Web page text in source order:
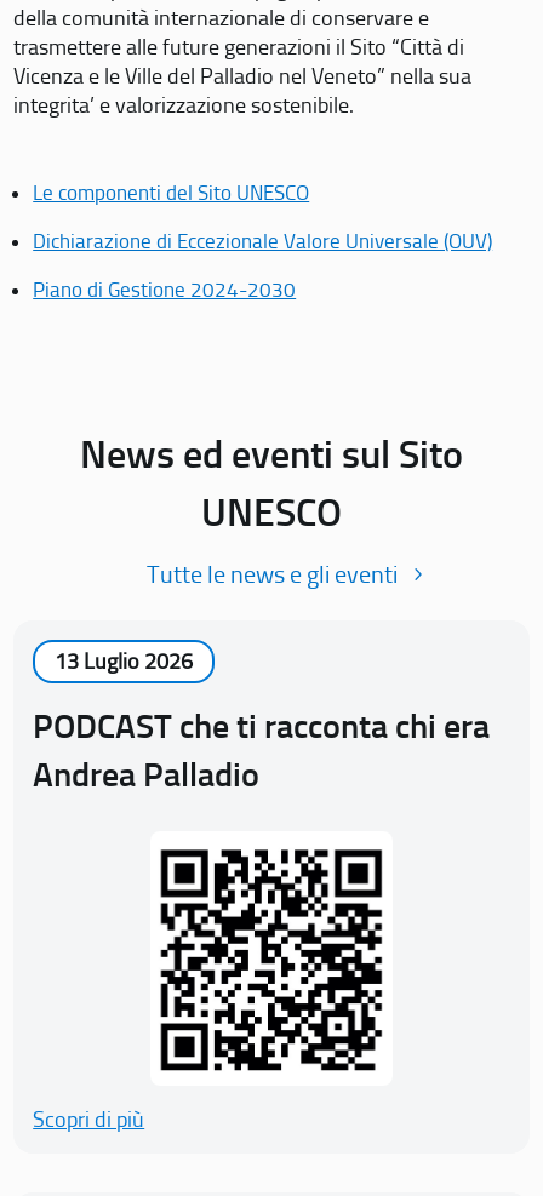
della comunità internazionale di conservare e
trasmettere alle future generazioni il Sito “Città di
Vicenza e le Ville del Palladio nel Veneto” nella sua
integrita’ e valorizzazione sostenibile.
Le componenti del Sito UNESCO
Dichiarazione di Eccezionale Valore Universale (OUV)
Piano di Gestione 2024-2030
News ed eventi sul Sito
UNESCO
Tutte le news e gli eventi
13 Luglio 2026
PODCAST che ti racconta chi era
Andrea Palladio
Scopri di più